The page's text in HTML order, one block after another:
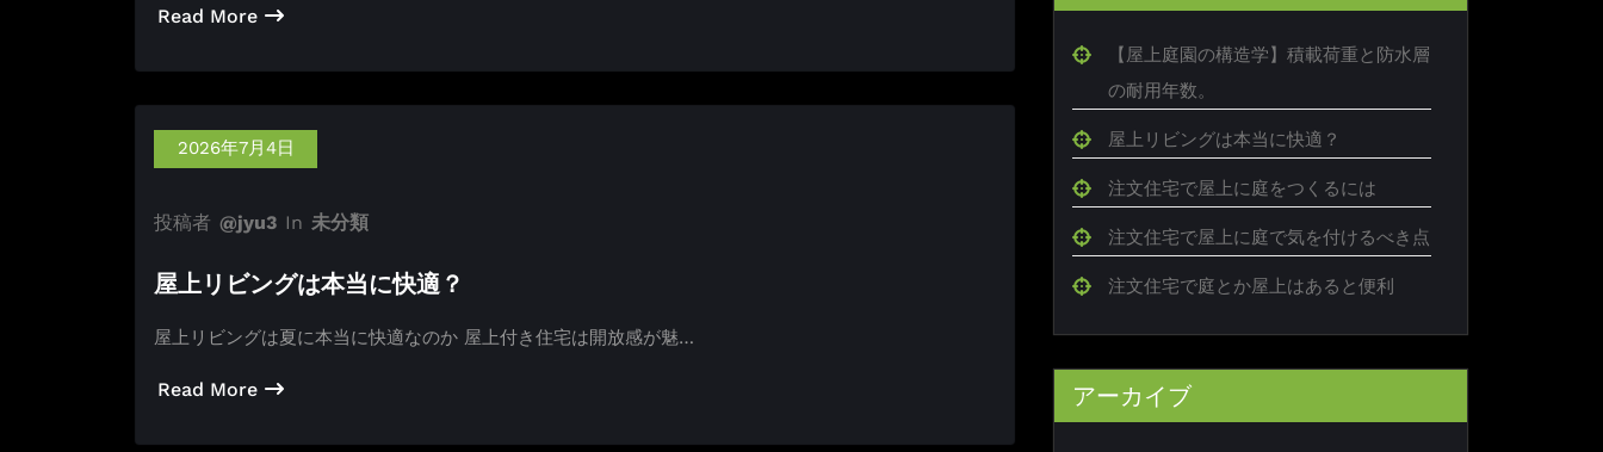
Read More
2026年7月4日
投稿者 @jyu3 In 未分類
屋上リビングは本当に快適？
屋上リビングは夏に本当に快適なのか 屋上付き住宅は開放感が魅…
Read More
【屋上庭園の構造学】積載荷重と防水層
の耐用年数。
屋上リビングは本当に快適？
注文住宅で屋上に庭をつくるには
注文住宅で屋上に庭で気を付けるべき点
注文住宅で庭とか屋上はあると便利
アーカイブ